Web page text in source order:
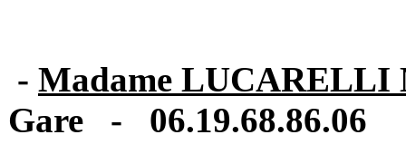
- Madame LUCARELLI
Gare - 06.19.68.86.06